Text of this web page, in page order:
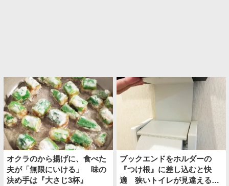
オクラのから揚げに、食べた
夫が「無限にいける」 味の
決め手は『大さじ3杯』
ブックエンドをホルダーの
『つけ根』に差し込むと快
適 狭いトイレが見違える裏